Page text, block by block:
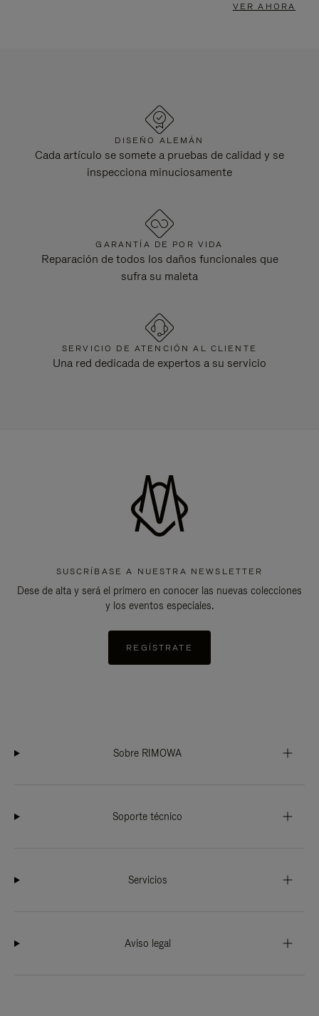
VER AHORA
DISEÑO ALEMÁN
Cada artículo se somete a pruebas de calidad y se
inspecciona minuciosamente
GARANTÍA DE POR VIDA
Reparación de todos los daños funcionales que
sufra su maleta
SERVICIO DE ATENCIÓN AL CLIENTE
Una red dedicada de expertos a su servicio
SUSCRÍBASE A NUESTRA NEWSLETTER
Dese de alta y será el primero en conocer las nuevas colecciones
y los eventos especiales.
REGÍSTRATE
Sobre RIMOWA
Soporte técnico
Servicios
Aviso legal